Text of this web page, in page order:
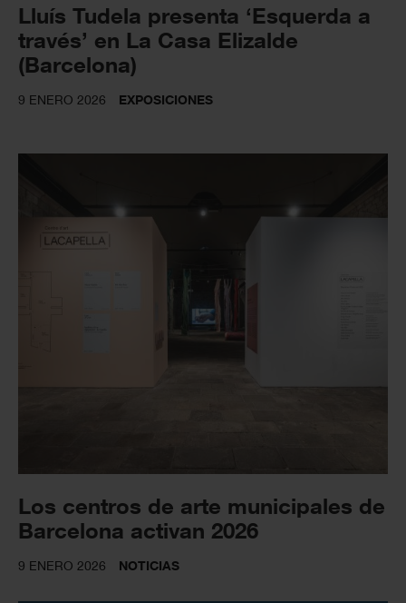
Lluís Tudela presenta ‘Esquerda a
través’ en La Casa Elizalde
(Barcelona)
9 ENERO 2026 EXPOSICIONES
Los centros de arte municipales de
Barcelona activan 2026
9 ENERO 2026 NOTICIAS